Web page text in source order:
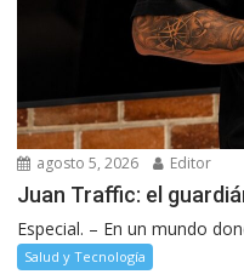
agosto 5, 2026 Editor
Juan Traffic: el
Especial. – En un mundo
Salud y Tecnología